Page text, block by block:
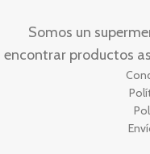
Somos un
encontrar productos